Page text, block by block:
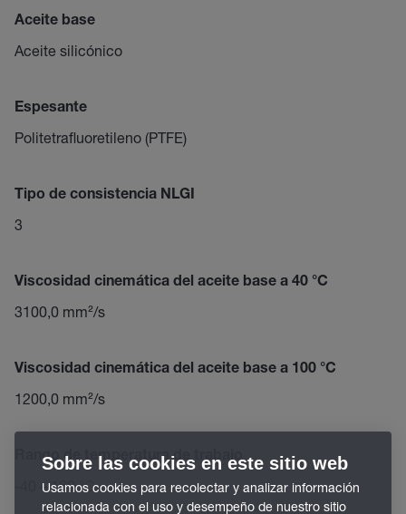
Aceite base
Aceite silicónico
Espesante
Politetrafluoretileno (PTFE)
Tipo de consistencia NLGI
3
Viscosidad cinemática del aceite base a 40 °C
3100,0 mm²/s
Viscosidad cinemática del aceite base a 100 °C
1200,0 mm²/s
Rango de temperatura de trabajo
-40 – 160 °C
Sobre las cookies en este sitio web
Usamos cookies para recolectar y analizar información
relacionada con el uso y desempeño de nuestro sitio